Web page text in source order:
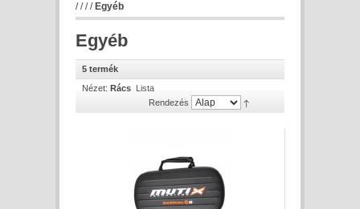
//// Egyéb
Egyéb
5 termék
Nézet: Rács Lista
Rendezés